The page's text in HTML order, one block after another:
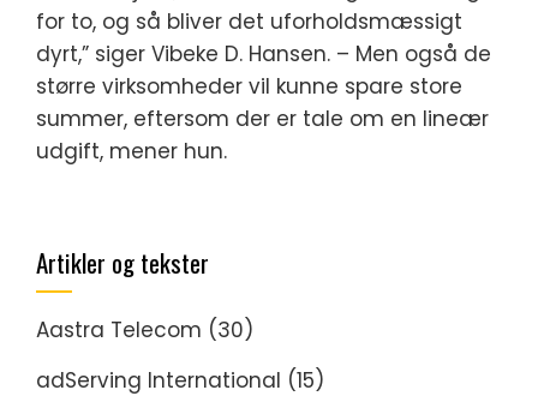
for to, og så bliver det uforholdsmæssigt
dyrt,” siger Vibeke D. Hansen. – Men også de
større virksomheder vil kunne spare store
summer, eftersom der er tale om en lineær
udgift, mener hun.
Artikler og tekster
Aastra Telecom (30)
adServing International (15)